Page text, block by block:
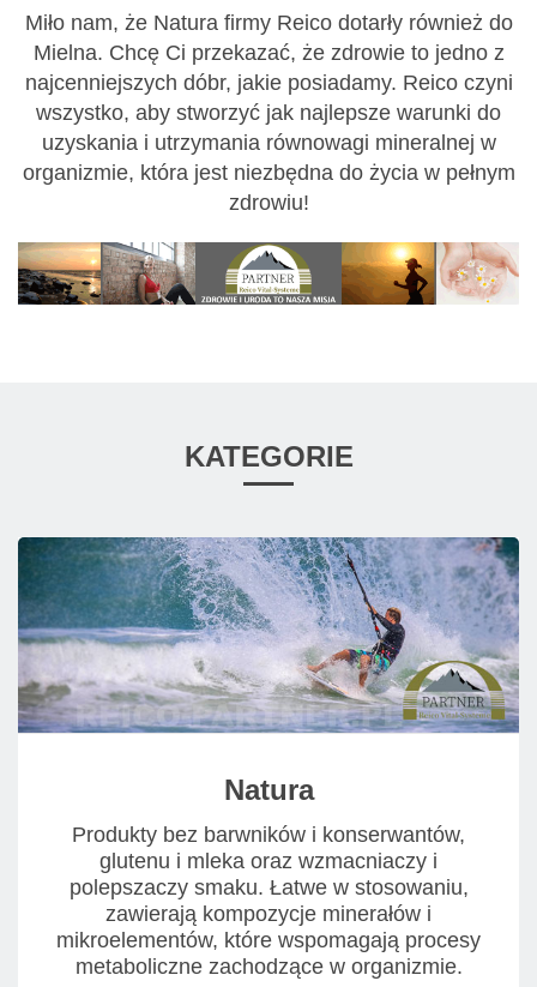
Miło nam, że Natura firmy Reico dotarły również do
Mielna. Chcę Ci przekazać, że zdrowie to jedno z
najcenniejszych dóbr, jakie posiadamy. Reico czyni
wszystko, aby stworzyć jak najlepsze warunki do
uzyskania i utrzymania równowagi mineralnej w
organizmie, która jest niezbędna do życia w pełnym
zdrowiu!
KATEGORIE
Natura
Produkty bez barwników i konserwantów,
glutenu i mleka oraz wzmacniaczy i
polepszaczy smaku. Łatwe w stosowaniu,
zawierają kompozycje minerałów i
mikroelementów, które wspomagają procesy
metaboliczne zachodzące w organizmie.